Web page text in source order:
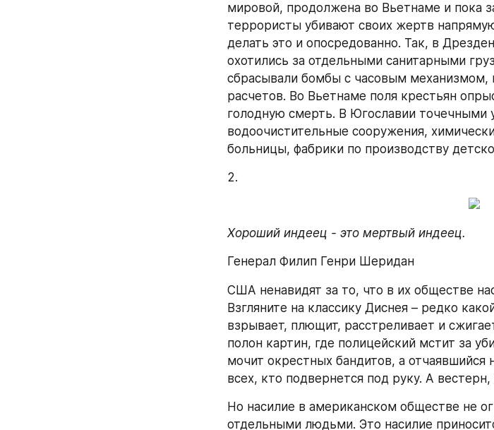
мировой, продолжена во Вьетнаме и пока
террористы убивают своих жертв
делать это и опосредованно. Так, в
охотились за отдельными санитарными
сбрасывали бомбы с часовым механизмом,
расчетов. Во Вьетнаме поля крестьян
голодную смерть. В Югославии точечными
водоочистительные сооружения,
больницы, фабрики по производству
2.
Хороший индеец - это мертвый индеец.
Генерал Филип Генри Шеридан
США ненавидят за то, что в их обществе
Взгляните на классику Диснея – редко
взрывает, плющит, расстреливает и
полон картин, где полицейский мстит за
мочит окрестных бандитов, а отчаявшийся
всех, кто подвернется под руку. А
Но насилие в американском обществе не
отдельными людьми. Это насилие